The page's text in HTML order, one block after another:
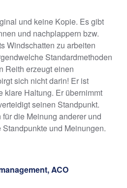
und keine Kopie. Es gibt
und nachplappern bzw.
Windschatten zu arbeiten
Standardmethoden
Reith erzeugt einen
sich nicht darin! Er ist
klare Haltung. Er übernimmt
seinen Standpunkt.
die Meinung anderer und
und Meinungen.
ACO